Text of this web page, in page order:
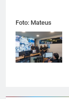
Foto: Mateus
Carvalho / PMN